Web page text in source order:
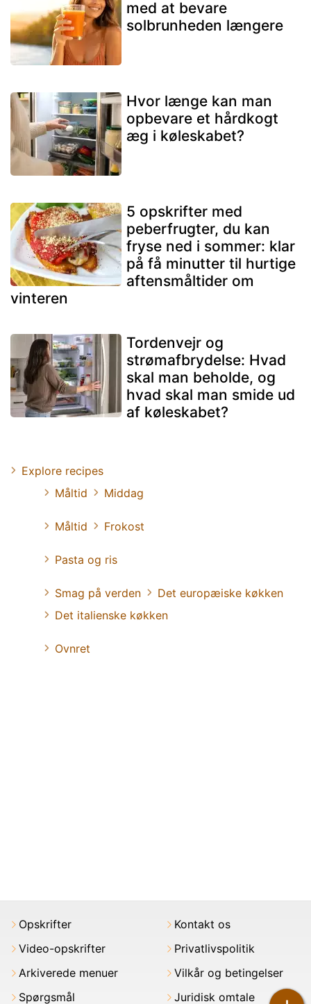
med at bevare
solbrunheden længere
Hvor længe kan man
opbevare et hårdkogt
æg i køleskabet?
5 opskrifter med
peberfrugter, du kan
fryse ned i sommer: klar
på få minutter til hurtige
aftensmåltider om
vinteren
Tordenvejr og
strømafbrydelse: Hvad
skal man beholde, og
hvad skal man smide ud
af køleskabet?
Explore recipes
Måltid
Middag
Måltid Frokost
Pasta og ris
Smag på verden
Det europæiske køkken
Det italienske køkken
Ovnret
Opskrifter
Video-opskrifter
Arkiverede menuer
Spørgsmål
Kontakt os
Privatlivspolitik
Vilkår og betingelser
Juridisk omtale